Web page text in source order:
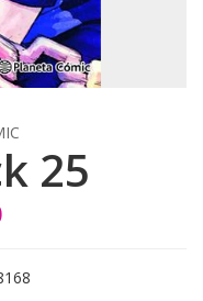
25